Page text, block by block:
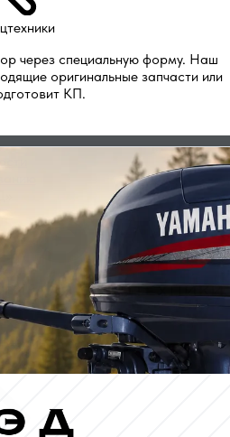
через специальную форму. Наш
оригинальные запчасти или
КП.